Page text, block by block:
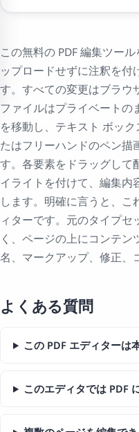
この無料の PDF 編集ツー
ップロードせずに注釈を付
す。すべての変更はブラウ
ファイルはプライベートの
を移動し、テキスト ボッ
たはフリーハンドのペン描
す。各要素をドラッグして
イライトを付けて、編集内
します。明確に言うと、
ィターです。元のタイプ
く、ページの上にコンテン
名、マークアップ、修正、
よくある質問
この PDF エディターは
このエディタでは PDF